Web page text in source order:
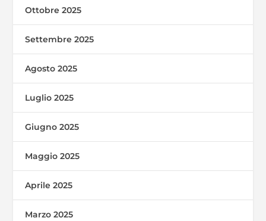
Ottobre 2025
Settembre 2025
Agosto 2025
Luglio 2025
Giugno 2025
Maggio 2025
Aprile 2025
Marzo 2025